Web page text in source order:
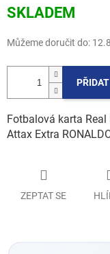
cena:
SKLADEM
Můžeme doručit do:
Fotbalová karta
Attax Extra
ZEPTAT SE